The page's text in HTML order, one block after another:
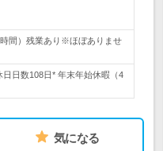
間）残業あり※ほぼありませ
日数108日* 年末年始休暇（4
気になる